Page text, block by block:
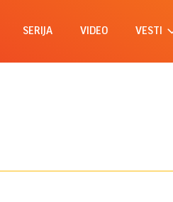
SERIJA VIDEO VESTI